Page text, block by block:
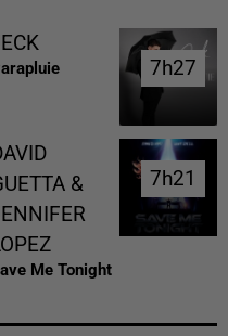
7h27
7h27
&
Me Tonight
7h21
7h21